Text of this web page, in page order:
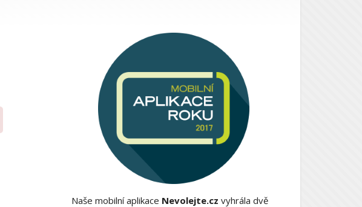
Naše mobilní aplikace Nevolejte.cz vyhrála dvě